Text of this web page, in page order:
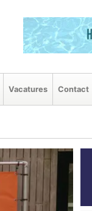
Vacatures Contact